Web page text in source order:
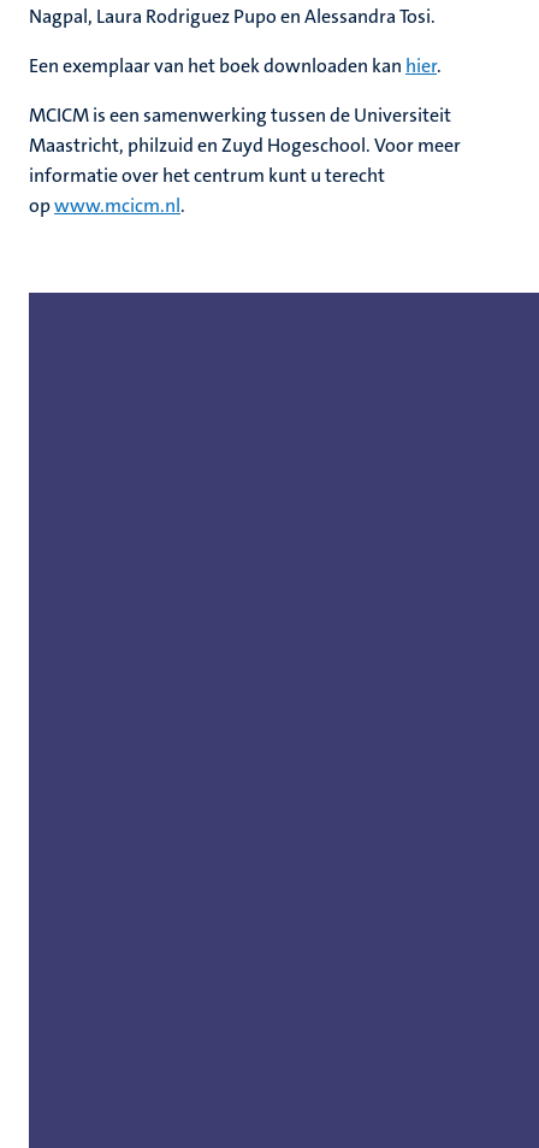
Nagpal, Laura Rodriguez Pupo en Alessandra Tosi.
Een exemplaar van het boek downloaden kan hier.
MCICM is een samenwerking tussen de Universiteit
Maastricht, philzuid en Zuyd Hogeschool. Voor meer
informatie over het centrum kunt u terecht
opwww.mcicm.nl.